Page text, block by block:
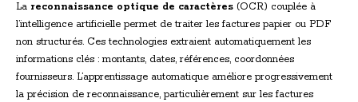
La reconnaissance optique de caractères (OCR) couplée à
l’intelligence artificielle permet de traiter les factures papier ou PDF
non structurés. Ces technologies extraient automatiquement les
informations clés : montants, dates, références, coordonnées
fournisseurs. L’apprentissage automatique améliore progressivement
la précision de reconnaissance, particulièrement sur les factures